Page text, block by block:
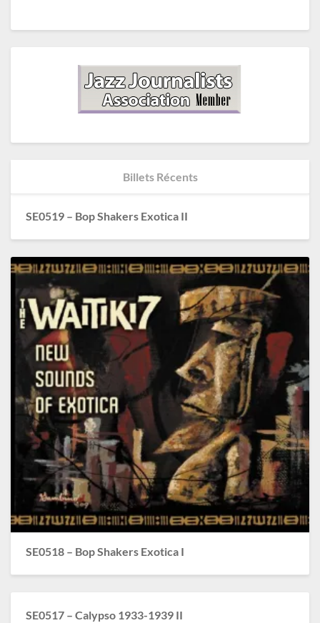
Billets Récents
SE0519 – Bop Shakers Exotica II
SE0518 – Bop Shakers Exotica I
SE0517 – Calypso 1933-1939 II